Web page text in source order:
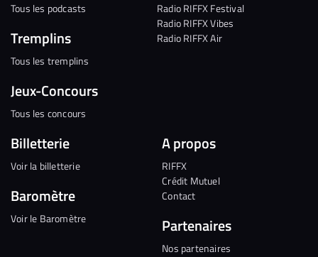
Tous les podcasts
Tremplins
Tous les tremplins
Jeux-Concours
Tous les concours
Radio RIFFX Festival
Radio RIFFX Vibes
Radio RIFFX Air
Billetterie
Voir la billetterie
Baromètre
Voir le Baromètre
A propos
RIFFX
Crédit Mutuel
Contact
Partenaires
Nos partenaires